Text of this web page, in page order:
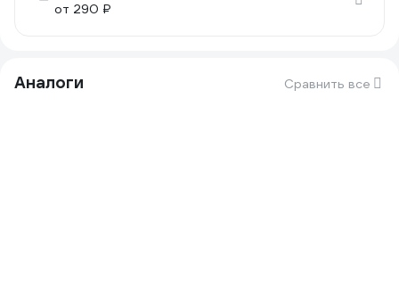
от 290 ₽
Аналоги Сравнить все